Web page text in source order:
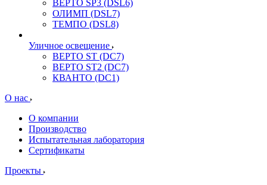
ВЕРТО SP3 (DSL6)
ОЛИМП (DSL7)
ТЕМПО (DSL8)
Уличное освещение
ВЕРТО ST (DC7)
ВЕРТО ST2 (DC7)
КВАНТО (DC1)
О нас
О компании
Производство
Испытательная лаборатория
Сертификаты
Проекты